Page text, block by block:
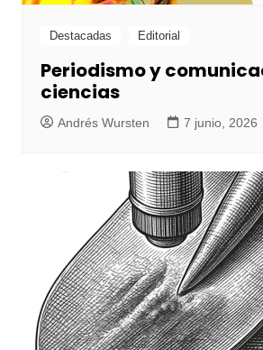
Destacadas Editorial
Periodismo y
ciencias
Andrés Wursten 7 junio, 2026